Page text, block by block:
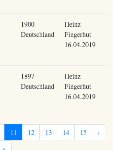
1900
Deutschland
Heinz
Fingerhut
16.04.2019
1897
Deutschland
Heinz
Fingerhut
16.04.2019
11 12 13 14 15
›
»